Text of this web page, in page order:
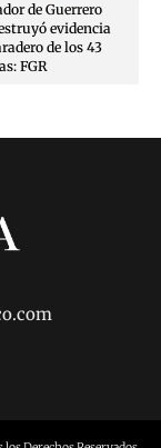
de Guerrero
evidencia
de los 43
FGR